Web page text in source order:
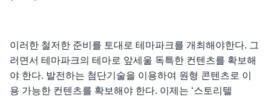
이러한 철저한 준비를 토대로 테마파크를 개최해야한다. 그
러면서 테마파크의 테마로 앞세울 독특한 컨텐츠를 확보해
야 한다. 발전하는 첨단기술을 이용하여 원형 콘텐츠로 이
용 가능한 컨텐츠를 확보해야 한다. 이제는 ‘스토리텔